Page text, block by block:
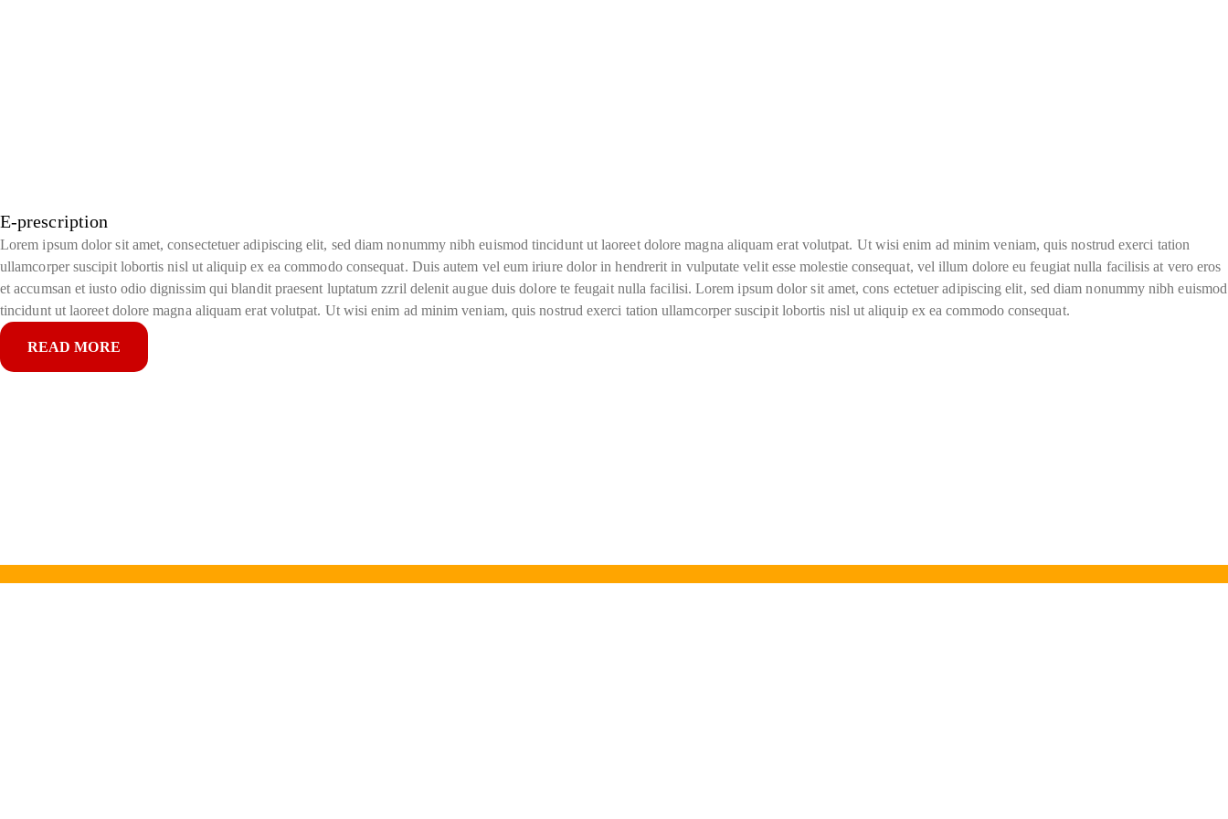
E-prescription
Lorem ipsum dolor sit amet, consectetuer adipiscing elit, sed diam nonummy nibh euismod tincidunt ut laoreet dolore magna aliquam erat volutpat. Ut wisi enim ad minim veniam, quis nostrud exerci tation
ullamcorper suscipit lobortis nisl ut aliquip ex ea commodo consequat. Duis autem vel eum iriure dolor in hendrerit in vulputate velit esse molestie consequat, vel illum dolore eu feugiat nulla facilisis at vero eros
et accumsan et iusto odio dignissim qui blandit praesent luptatum zzril delenit augue duis dolore te feugait nulla facilisi. Lorem ipsum dolor sit amet, cons ectetuer adipiscing elit, sed diam nonummy nibh euismod
tincidunt ut laoreet dolore magna aliquam erat volutpat. Ut wisi enim ad minim veniam, quis nostrud exerci tation ullamcorper suscipit lobortis nisl ut aliquip ex ea commodo consequat.
READ MORE